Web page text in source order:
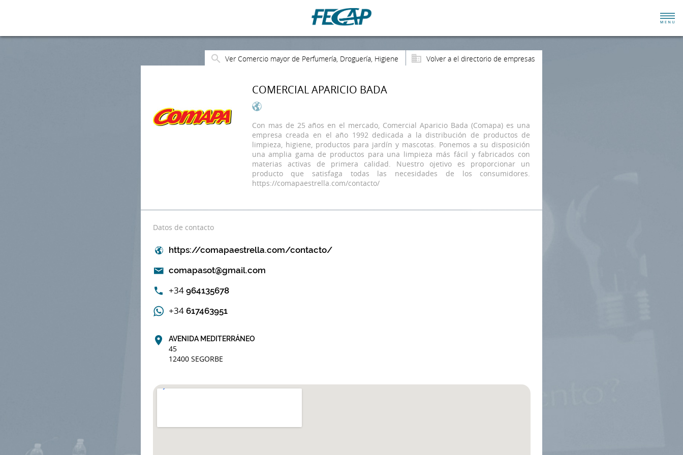
Volver a el directorio de empresas
Ver Comercio mayor de Perfumería, Droguería, Higiene
COMERCIAL APARICIO BADA
Con mas de 25 años en el mercado, Comercial Aparicio Bada (Comapa) es una
empresa creada en el año 1992 dedicada a la distribución de productos de
limpieza, higiene, productos para jardín y mascotas. Ponemos a su disposición
una amplia gama de productos para una limpieza más fácil y fabricados con
materias activas de primera calidad. Nuestro ojetivo es proporcionar un
producto que satisfaga todas las necesidades de los consumidores.
https://comapaestrella.com/contacto/
Datos de contacto
https://comapaestrella.com/contacto/
comapasot@gmail.com
+34 964135678
+34 617463951
AVENIDA MEDITERRÁNEO
45
12400 SEGORBE